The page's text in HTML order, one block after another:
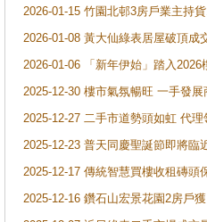
2026-01-15 竹園北邨3房戶業主持
2026-01-08 黃大仙綠表居屋破頂成
2026-01-06 「新年伊始」踏入
2025-12-30 樓市氣氛暢旺 一手發
2025-12-27 二手市道勢頭如虹 代
2025-12-23 普天同慶聖誕節即將
2025-12-17 傳統智慧買樓收租磚
2025-12-16 鑽石山宏景花園2房戶